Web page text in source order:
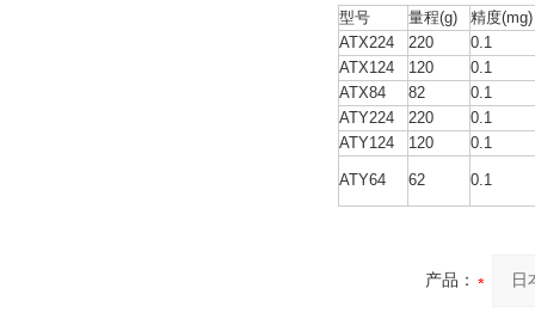
型号 量程(g)
精度(mg)
ATX224
220
0.1
ATX124
120
0.1
ATX84
82
0.1
ATY224
220
0.1
ATY124
120 0.1
ATY64 62 0.1
产品：